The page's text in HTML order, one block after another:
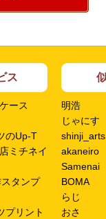
ス
ース
のUp-T
ミチネイ
タンプ
プリント
明浩
じゃにす
shinji_arts
akaneiro
Samenai
BOMA
らじ
おさ